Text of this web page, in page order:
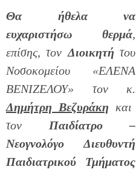
Θα ήθελα να
ευχαριστήσω θερμά,
επίσης, τον Διοικητήτου
Νοσοκομείου «ΕΛΕΝΑ
ΒΕΝΙΖΕΛΟΥ» τον κ.
Δημήτρη Βεζυράκη και
τον Παιδίατρο –
Νεογνολόγο Διευθυντή
Παιδιατρικού Τμήματος